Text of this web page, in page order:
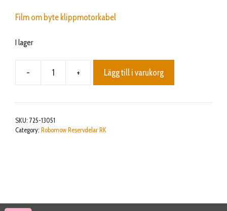
Film om byte klippmotorkabel
I lager
-
HARNESS
+ Lägg till i varukorg
SKU: 725-13051
Category: Robomow Reservdelar RK